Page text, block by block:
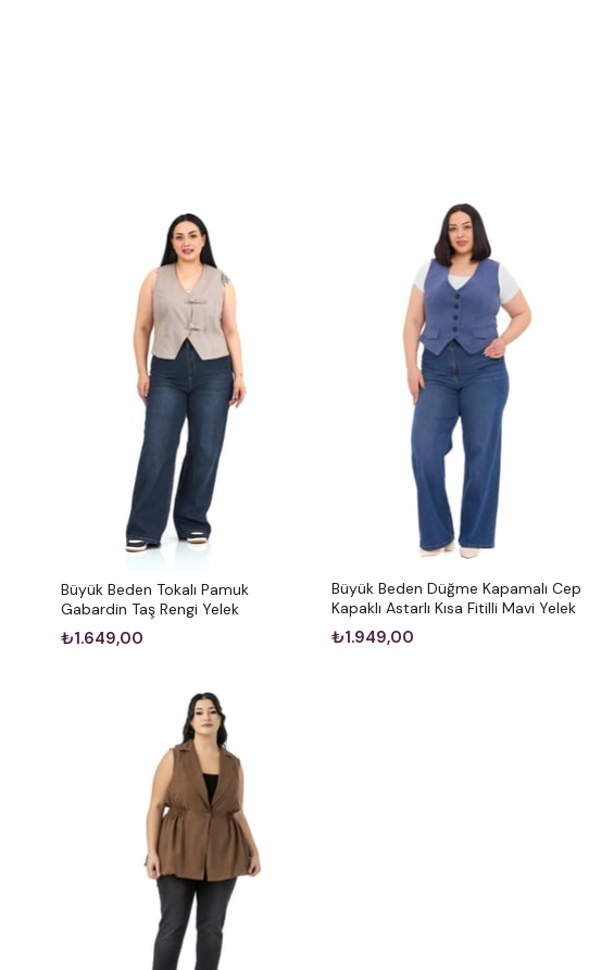
Büyük Beden Tokalı Pamuk
Gabardin Taş Rengi Yelek
₺1.649,00
Büyük Beden Düğme Kapamalı Cep
Kapaklı Astarlı Kısa Fitilli Mavi Yelek
₺1.949,00